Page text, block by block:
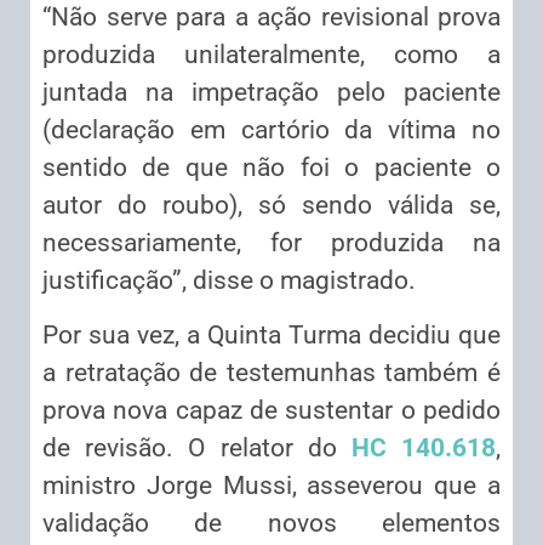
“Não serve para a ação revisional prova
produzida unilateralmente, como a
juntada na impetração pelo paciente
(declaração em cartório da vítima no
sentido de que não foi o paciente o
autor do roubo), só sendo válida se,
necessariamente, for produzida na
justificação”, disse o magistrado.
Por sua vez, a Quinta Turma decidiu que
a retratação de testemunhas também é
prova nova capaz de sustentar o pedido
de revisão. O relator do HC 140.618,
ministro Jorge Mussi, asseverou que a
validação de novos elementos